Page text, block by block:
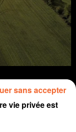
vie privée est
sans accepter